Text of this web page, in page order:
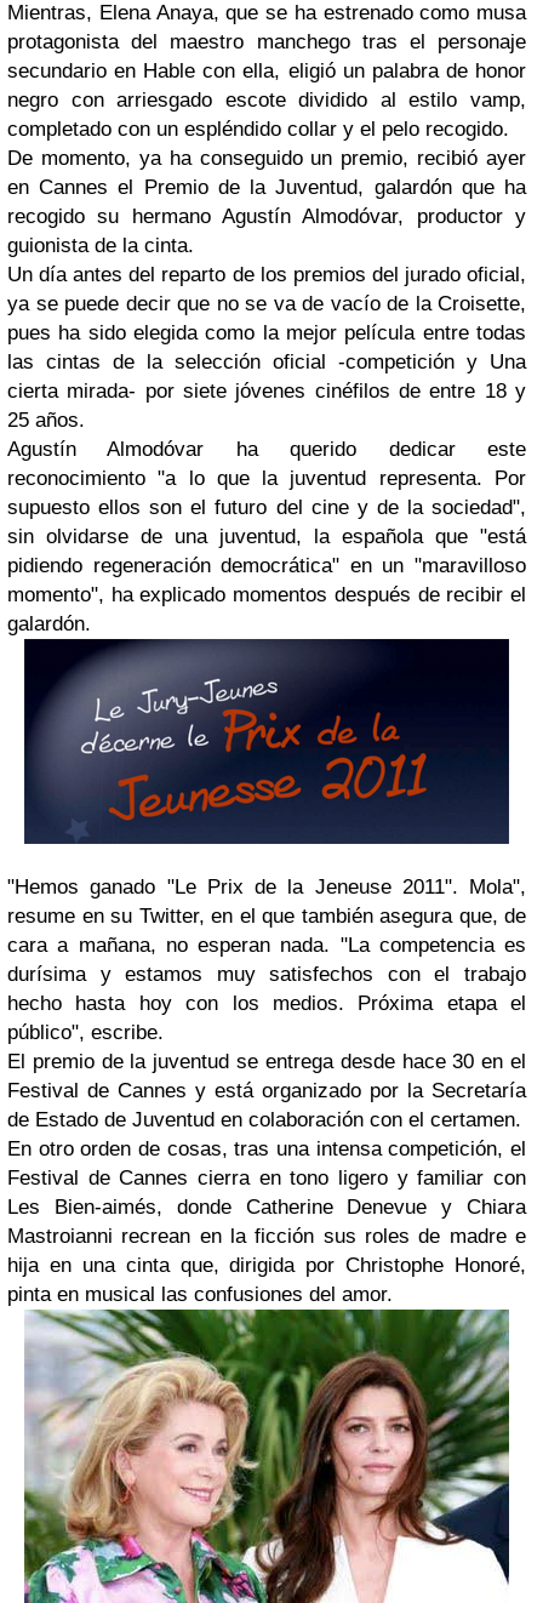
Mientras, Elena Anaya, que se ha estrenado como musa
protagonista del maestro manchego tras el personaje
secundario en Hable con ella, eligió un palabra de honor
negro con arriesgado escote dividido al estilo vamp,
completado con un espléndido collar y el pelo recogido.
De momento, ya ha conseguido un premio, recibió ayer
en Cannes el Premio de la Juventud, galardón que ha
recogido su hermano Agustín Almodóvar, productor y
guionista de la cinta.
Un día antes del reparto de los premios del jurado oficial,
ya se puede decir que no se va de vacío de la Croisette,
pues ha sido elegida como la mejor película entre todas
las cintas de la selección oficial -competición y Una
cierta mirada- por siete jóvenes cinéfilos de entre 18 y
25 años.
Agustín Almodóvar ha querido dedicar este
reconocimiento "a lo que la juventud representa. Por
supuesto ellos son el futuro del cine y de la sociedad",
sin olvidarse de una juventud, la española que "está
pidiendo regeneración democrática" en un "maravilloso
momento", ha explicado momentos después de recibir el
galardón.
"Hemos ganado "Le Prix de la Jeneuse 2011". Mola",
resume en su Twitter, en el que también asegura que, de
cara a mañana, no esperan nada. "La competencia es
durísima y estamos muy satisfechos con el trabajo
hecho hasta hoy con los medios. Próxima etapa el
público", escribe.
El premio de la juventud se entrega desde hace 30 en el
Festival de Cannes y está organizado por la Secretaría
de Estado de Juventud en colaboración con el certamen.
En otro orden de cosas, tras una intensa competición, el
Festival de Cannes cierra en tono ligero y familiar con
Les Bien-aimés, donde Catherine Denevue y Chiara
Mastroianni recrean en la ficción sus roles de madre e
hija en una cinta que, dirigida porChristophe Honoré,
pinta en musical las confusiones del amor.